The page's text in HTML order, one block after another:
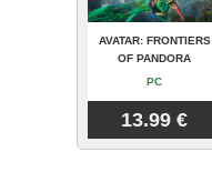
AVATAR: FRONTIERS
OF PANDORA
PC
13.99 €